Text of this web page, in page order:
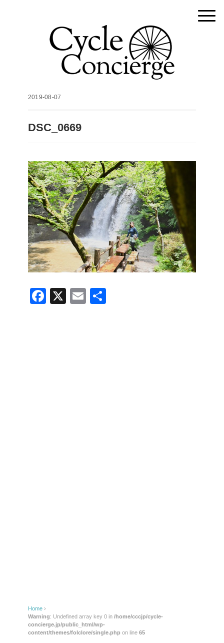
2019-08-07
DSC_0669
F
X
E
Home ›
Warning: Undefined array key 0 in /home/cccjp/cycle-
concierge.jp/public_html/wp-
content/themes/folclore/single.php on line 65